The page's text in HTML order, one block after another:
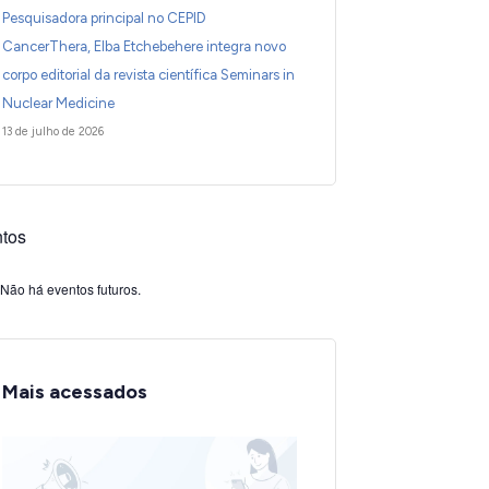
Pesquisadora principal no CEPID
CancerThera, Elba Etchebehere integra novo
corpo editorial da revista científica Seminars in
Nuclear Medicine
13 de julho de 2026
Não há eventos futuros.
Mais acessados